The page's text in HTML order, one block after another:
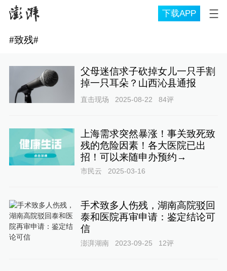
下载APP
#致残#
父母迷信求子砍掉女儿一只手割
掉一只耳朵？山西沁县通报
直击现场 2025-08-22 84评
上海需求突然暴涨！事关致死致
残的危险因素！各大医院已出
招！可以来随申办预约→
市民云 2025-03-16
手术致多人伤残，湖南高院驳回
泰和医院再审申请：鉴定结论可
信
澎湃湖南 2023-09-25 12评